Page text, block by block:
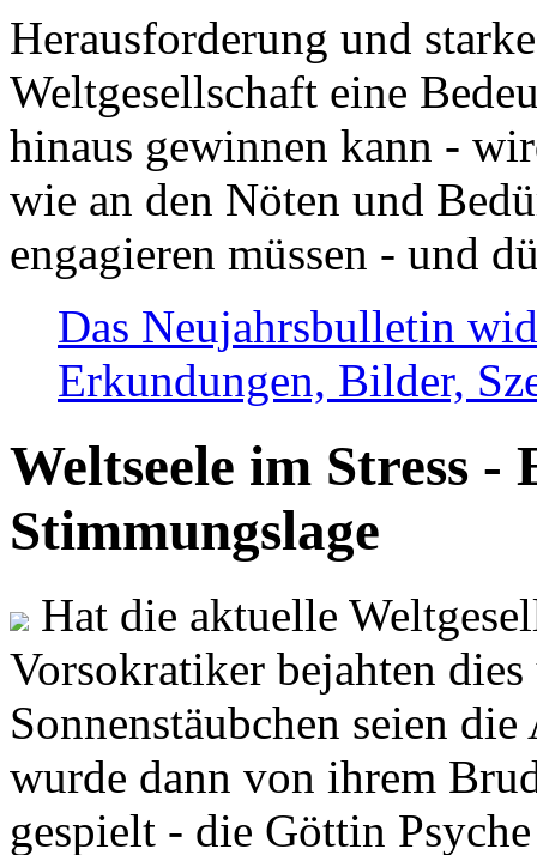
Herausforderung und
Weltgesellschaft eine
hinaus gewinnen kann -
wie an den Nöten und
engagieren müssen - und
Das Neujahrsbulletin
Erkundungen, Bilder,
Weltseele im Stress -
Stimmungslage
Hat die aktuelle
Vorsokratiker bejahten
Sonnenstäubchen seien
wurde dann von ihrem
gespielt - die Göttin